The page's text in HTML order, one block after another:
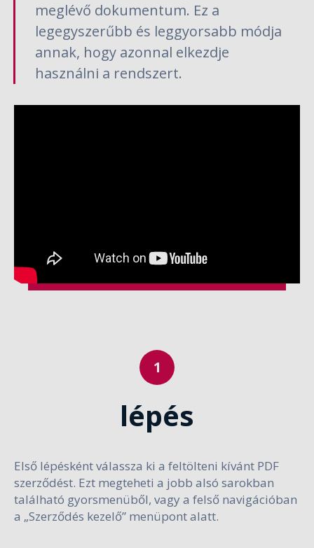
meglévő dokumentum. Ez a
legegyszerűbb és leggyorsabb módja
annak, hogy azonnal elkezdje
használni a rendszert.
lépés
Első lépésként válassza ki a feltölteni kívánt PDF
szerződést. Ezt megteheti a jobb alsó sarokban
található gyorsmenüből, vagy a felső navigációban
a „Szerződés kezelő” menüpont alatt.